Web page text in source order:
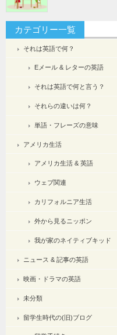
カテゴリー一覧
それは英語で何？
Eメール & レターの英語
それは英語で何と言う？
それらの違いは何？
単語・フレーズの意味
アメリカ生活
アメリカ生活 & 英語
ウェブ関連
カリフォルニア生活
外から見るニッポン
我が家のネイティブキッド
ニュース & 記事の英語
映画・ドラマの英語
未分類
留学生時代の(旧)ブログ